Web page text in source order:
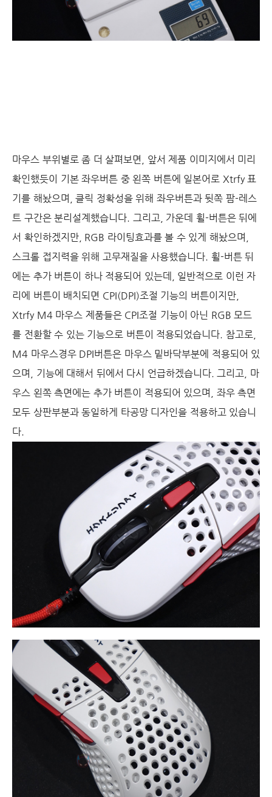
마우스 부위별로 좀 더 살펴보면, 앞서 제품 이미지에서 미리
확인했듯이 기본 좌우버튼 중 왼쪽 버튼에 일본어로 Xtrfy 표
기를 해놨으며, 클릭 정확성을 위해 좌우버튼과 뒷쪽 팜-레스
트 구간은 분리설계했습니다. 그리고, 가운데 휠-버튼은 뒤에
서 확인하겠지만, RGB 라이팅효과를 볼 수 있게 해놨으며,
스크롤 접지력을 위해 고무재질을 사용했습니다. 휠-버튼 뒤
에는 추가 버튼이 하나 적용되어 있는데, 일반적으로 이런 자
리에 버튼이 배치되면 CPI(DPI)조절 기능의 버튼이지만,
Xtrfy M4 마우스 제품들은 CPI조절 기능이 아닌 RGB 모드
를 전환할 수 있는 기능으로 버튼이 적용되었습니다. 참고로,
M4 마우스경우 DPI버튼은 마우스 밑바닥부분에 적용되어 있
으며, 기능에 대해서 뒤에서 다시 언급하겠습니다. 그리고, 마
우스 왼쪽 측면에는 추가 버튼이 적용되어 있으며, 좌우 측면
모두 상판부분과 동일하게 타공망 디자인을 적용하고 있습니
다.